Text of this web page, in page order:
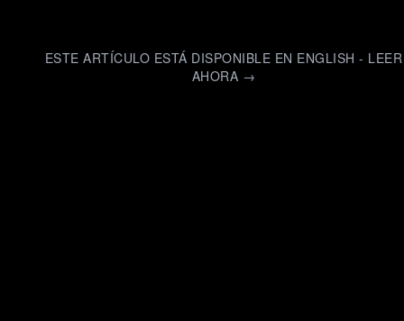
ESTE ARTÍCULO ESTÁ DISPONIBLE EN ENGLISH - LEER
AHORA →